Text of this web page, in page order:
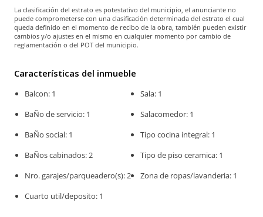
La clasificación del estrato es potestativo del municipio, el anunciante no
puede comprometerse con una clasificación determinada del estrato el cual
queda definido en el momento de recibo de la obra, también pueden existir
cambios y/o ajustes en el mismo en cualquier momento por cambio de
reglamentación o del POT del municipio.
Características del inmueble
Balcon: 1
BaÑo de servicio: 1
BaÑo social: 1
BaÑos cabinados: 2
Nro. garajes/parqueadero(s): 2
Cuarto util/deposito: 1
Sala: 1
Salacomedor: 1
Tipo cocina integral: 1
Tipo de piso ceramica: 1
Zona de ropas/lavanderia: 1